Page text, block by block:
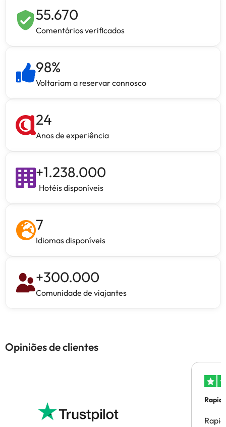
55.670
Comentários verificados
98%
Voltariam a reservar connosco
24
Anos de experiência
+1.238.000
Hotéis disponíveis
7
Idiomas disponíveis
+300.000
Comunidade de viajantes
Opiniões de clientes